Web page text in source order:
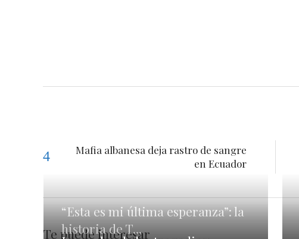
Mafia albanesa deja rastro de sangre
en Ecuador
Te puede interesar
“Esta es mi última esperanza”: la
historia de T...